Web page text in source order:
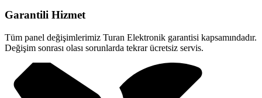
Garantili Hizmet
Tüm panel değişimlerimiz Turan Elektronik garantisi kapsamındadır.
Değişim sonrası olası sorunlarda tekrar ücretsiz servis.